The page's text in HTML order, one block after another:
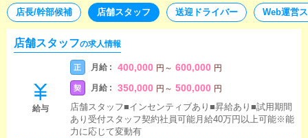
店長/幹部候補 店舗スタッフ 送迎ドライバー Web運営
店舗スタッフの求人情報
給与
正 月給 : 400,000 円 ～ 600,000 円
契 月給 : 350,000 円 ～ 500,000 円
店舗スタッフ■インセンティブあり■昇給あり■試用期間
あり受付スタッフ契約社員可能月給40万円以上可能※能
力に応じて変動有